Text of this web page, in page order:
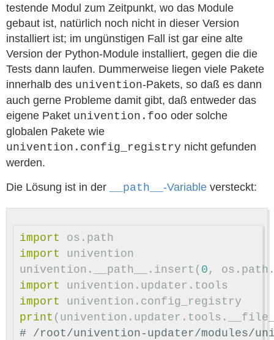
testende Modul zum Zeitpunkt, wo das Module
gebaut ist, natürlich noch nicht in dieser Version
installiert ist; im ungünstigen Fall ist gar eine alte
Version der Python-Module installiert, gegen die die
Tests dann laufen. Dummerweise liegen viele Pakete
innerhalb des univention-Pakets, so daß es dann
auch gerne Probleme damit gibt, daß entweder das
eigene Paket univention.foo oder solche
globalen Pakete wie
univention.config_registry nicht gefunden
werden.
Die Lösung ist in der
__path__ -Variable versteckt:
import
os.path
import
univention
univention . __path__ . insert ( 0 , os . path
import
univention.updater.tools
import
univention.config_registry
print ( univention . updater . tools .